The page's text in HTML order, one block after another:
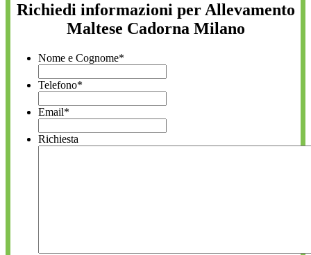
Richiedi informazioni per Allevamento
Maltese Cadorna Milano
Nome e Cognome*
Telefono*
Email*
Richiesta